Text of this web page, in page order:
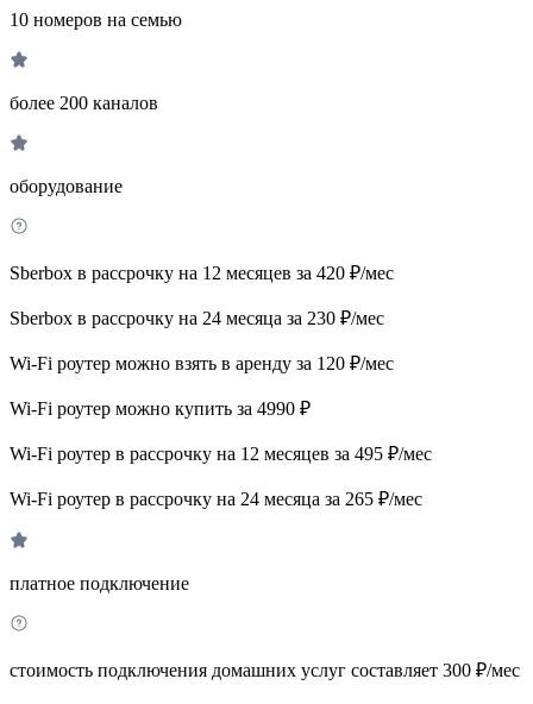
10 номеров на семью
более 200 каналов
оборудование
Sberbox в рассрочку на 12 месяцев за 420 ₽/мес
Sberbox в рассрочку на 24 месяца за 230 ₽/мес
Wi-Fi роутер можно взять в аренду за 120 ₽/мес
Wi-Fi роутер можно купить за 4990 ₽
Wi-Fi роутер в рассрочку на 12 месяцев за 495 ₽/мес
Wi-Fi роутер в рассрочку на 24 месяца за 265 ₽/мес
платное подключение
стоимость подключения домашних услуг составляет 300 ₽/мес